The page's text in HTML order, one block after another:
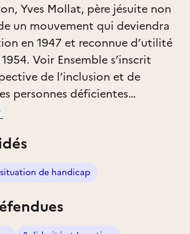
Yves Mollat, père jésuite non
un mouvement qui deviendra
en 1947 et reconnue d’utilité
Voir Ensemble s’inscrit
de l’inclusion et de
personnes déficientes
la société.
est à la fois Mouvement (la vie
association gestionnaire
et services médico-sociaux.
a pour but la création et le
de tous moyens pour
de handicap